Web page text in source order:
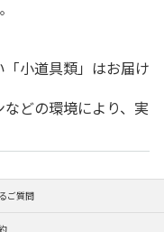
小道具類」はお届け
どの環境により、実
ご質問